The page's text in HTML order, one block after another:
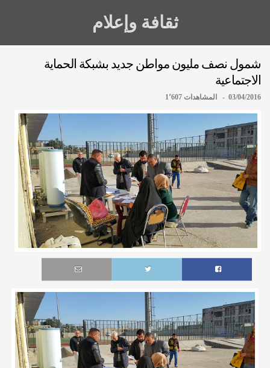
ثقافة وإعلام
شمول نصف مليون مواطن جديد بشبكة الحماية
الاجتماعية
03/04/2016 - المشاهدات 1٬607